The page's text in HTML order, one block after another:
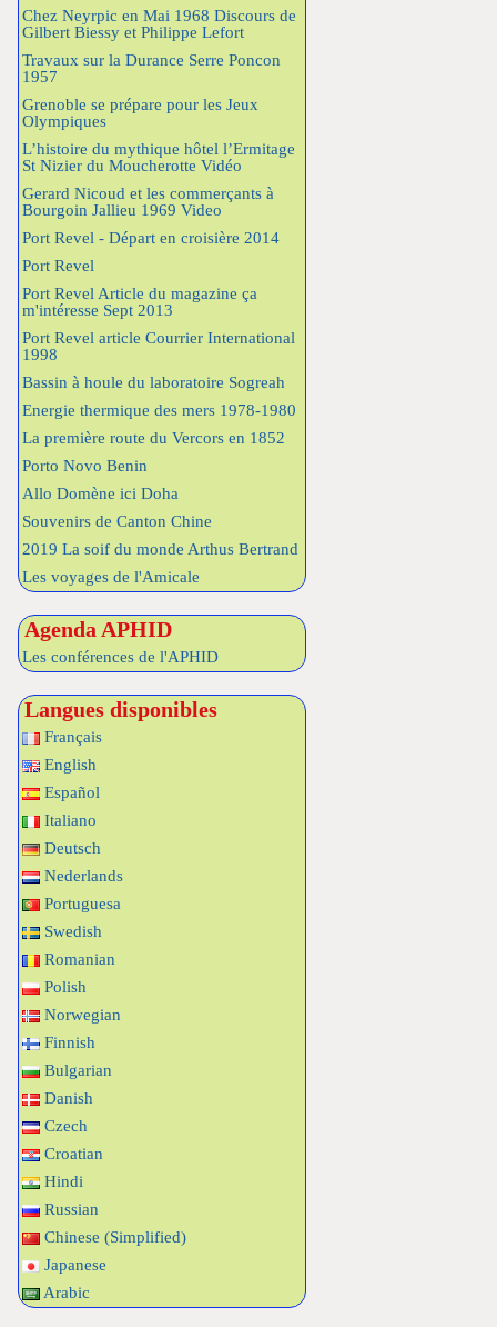
Chez Neyrpic en Mai 1968 Discours de
Gilbert Biessy et Philippe Lefort
Travaux sur la Durance Serre Poncon
1957
Grenoble se prépare pour les Jeux
Olympiques
L’histoire du mythique hôtel l’Ermitage
St Nizier du Moucherotte Vidéo
Gerard Nicoud et les commerçants à
Bourgoin Jallieu 1969 Video
Port Revel - Départ en croisière 2014
Port Revel
Port Revel Article du magazine ça
m'intéresse Sept 2013
Port Revel article Courrier International
1998
Bassin à houle du laboratoire Sogreah
Energie thermique des mers 1978-1980
La première route du Vercors en 1852
Porto Novo Benin
Allo Domène ici Doha
Souvenirs de Canton Chine
2019 La soif du monde Arthus Bertrand
Les voyages de l'Amicale
Agenda APHID
Les conférences de l'APHID
Langues disponibles
Français
English
Español
Italiano
Deutsch
Nederlands
Portuguesa
Swedish
Romanian
Polish
Norwegian
Finnish
Bulgarian
Danish
Czech
Croatian
Hindi
Russian
Chinese (Simplified)
Japanese
Arabic